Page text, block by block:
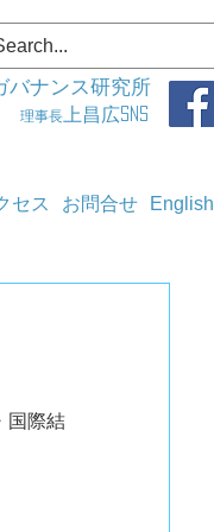
バナンス研究所
理事長 上昌広SNS
セス お問合せ English
国際結